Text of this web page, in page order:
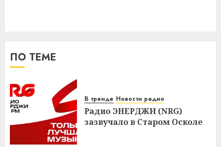
ПО ТЕМЕ
В тренде Новости радио
Радио ЭНЕРДЖИ (NRG)
зазвучало в Старом Осколе